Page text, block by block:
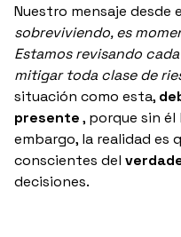
Nuestro mensaje desde
sobreviviendo, es
Estamos revisando
mitigar toda clase de
situación como esta,
presente, porque sin él
embargo, la realidad es
conscientes del
decisiones.